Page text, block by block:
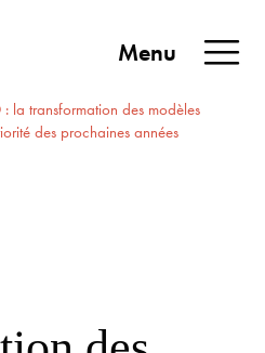
Menu
: la transformation des modèles
des prochaines années